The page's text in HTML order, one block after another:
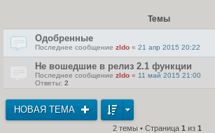
Темы
Одобренные
Последнее сообщение zldo « 21 апр 2015 20:22
Не вошедшие в релиз 2.1 функции
Последнее сообщение zldo « 11 май 2015 21:00
Ответы: 2
НОВАЯ ТЕМА
2 темы • Страница 1 из 1